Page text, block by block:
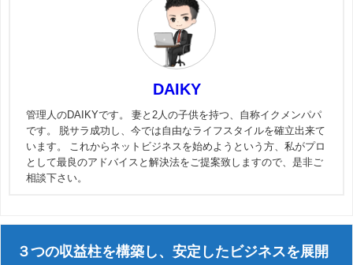
DAIKY
管理人のDAIKYです。 妻と2人の子供を持つ、自称イクメンパパ
です。 脱サラ成功し、今では自由なライフスタイルを確立出来て
います。 これからネットビジネスを始めようという方、私がプロ
として最良のアドバイスと解決法をご提案致しますので、是非ご
相談下さい。
３つの収益柱を構築し、安定したビジネスを展開